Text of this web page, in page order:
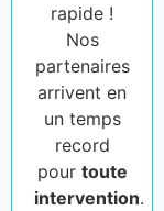
rapide !
Nos
partenaires
arrivent en
un temps
record
pour toute
intervention.